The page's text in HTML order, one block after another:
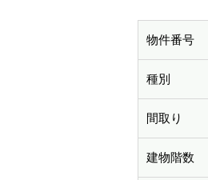
物件番号
種別
間取り
建物階数